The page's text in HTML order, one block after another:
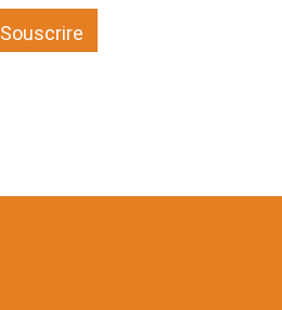
Souscrire